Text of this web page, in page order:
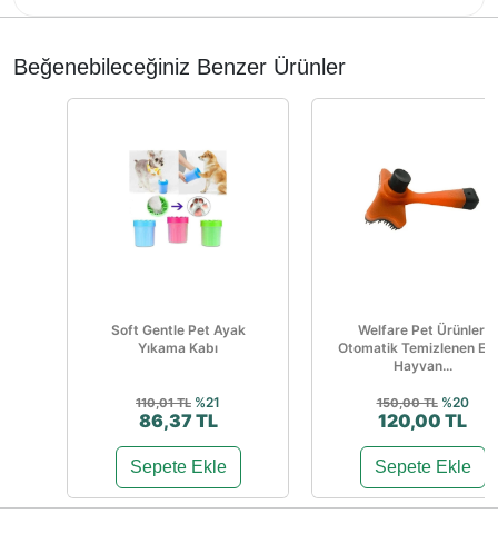
Beğenebileceğiniz Benzer Ürünler
Soft Gentle Pet Ayak
Yıkama Kabı
110,01 TL %21
86,37 TL
Sepete Ekle
Welfare Pet Ürünleri
Otomatik Temizlenen
Hayvan...
150,00 TL %20
120,00 TL
Sepete Ekle